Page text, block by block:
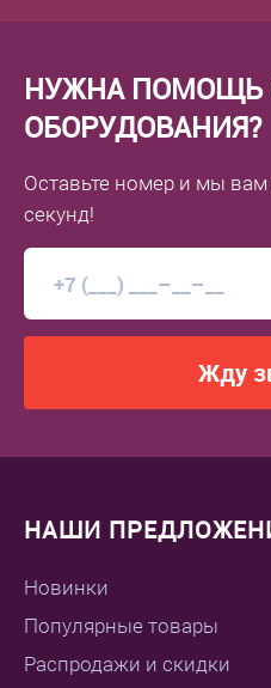
НУЖНА ПОМОЩЬ
ОБОРУДОВАНИЯ?
Оставьте номер и мы вам
секунд!
Жду
НАШИ
Новинки
Популярные товары
Распродажи и скидки